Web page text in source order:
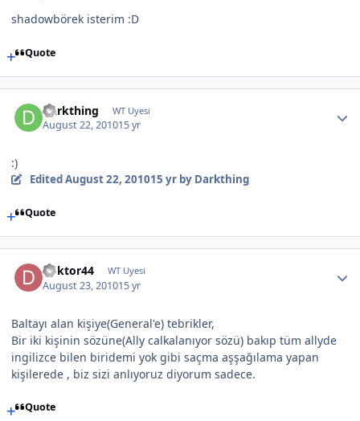
shadowbörek isterim :D
Quote
Darkthing WT Uyesi
August 22, 201015 yr
:)
Edited August 22, 201015 yrby Darkthing
Quote
doktor44 WT Uyesi
August 23, 201015 yr
Baltayı alan kişiye(General'e) tebrikler,
Bir iki kişinin sözüne(Ally calkalanıyor sözü) bakıp tüm allyde
ingilizce bilen biridemi yok gibi saçma aşşağılama yapan
kişilerede , biz sizi anlıyoruz diyorum sadece.
Quote